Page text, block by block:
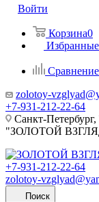
Войти
Корзина0
zolotoy-
+7-931-212-22-64
Санкт-
"ЗОЛОТОЙ
+7-931-212-22-64
zolotoy-
Поиск